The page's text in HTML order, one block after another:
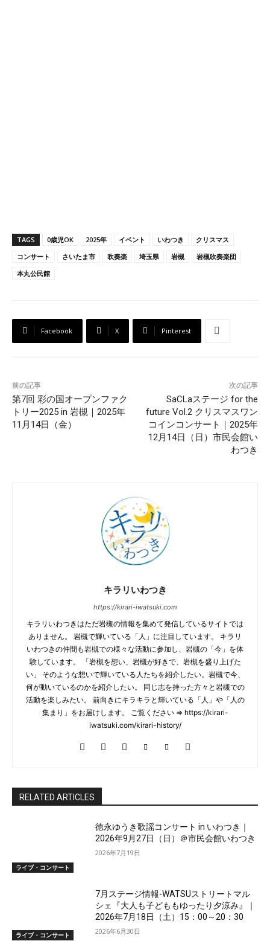
TAGS 0歳児OK 2025年 イベント いわつき
クリスマス
コンサート
さいたま市 吹奏楽 埼玉県 岩槻
岩槻吹奏楽団
本丸公民館
Facebook X Pinterest
前の記事
第7回 彩の国オープンファク
トリー2025 in 岩槻｜2025年
11月14日（金）
次の記事
SaCLaステージ for the
future Vol.2 クリスマスワン
コインコンサート｜2025年
12月14日（日）市民会館い
わつき
キラリいわつき
https://kirari-iwatsuki.com
キラリいわつきはただ岩槻の情報を集めて発信しているサイトでは
ありません。 岩槻で輝いている「人」に注目しています。 キラリ
いわつきの仲間も岩槻での様々な活動に参加し、岩槻の「今」を体
験しています。 「岩槻を想い、岩槻が好きで、岩槻を盛り上げた
い」 そのような想いで輝いている人たちを紹介したい。岩槻で今、
何が動いているのかを紹介したい。 同じ志を持った方々と岩槻での
活動を楽しみたい。 前向きにキラキラと輝いている「人」や「人の
集まり」をお届けします。 ご覧ください ⇒ https://kirari-
iwatsuki.com/kirari-history/
RELATED ARTICLES
ライブ・コンサート
徳永ゆうき歌謡コンサート in いわつき｜
2026年9月27日（日）＠市民会館いわつき
2026年7月19日
ライブ・コンサート
7月ステージ情報-WATSUストリートマル
シェ『大人も子どももゆったり夕涼み』｜
2026年7月18日（土）15：00～20：30
2026年6月30日